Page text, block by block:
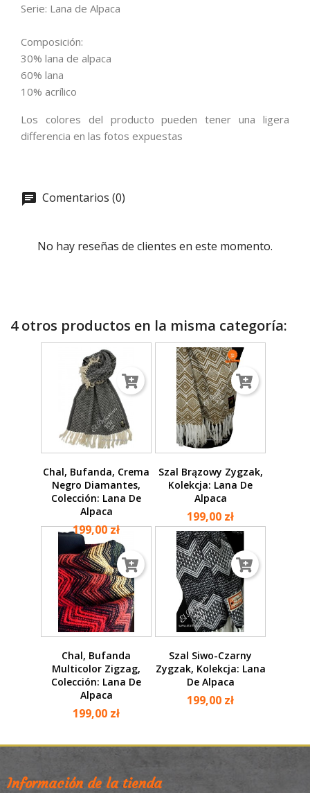
Serie: Lana de Alpaca
Composición:
30% lana de alpaca
60% lana
10% acrílico
Los colores del producto pueden tener una ligera
differencia en las fotos expuestas
Comentarios (0)
No hay reseñas de clientes en este momento.
4 otros productos en la misma categoría:
Chal, Bufanda, Crema
Negro Diamantes,
Colección: Lana De
Alpaca
199,00 zł
Szal Brązowy Zygzak,
Kolekcja: Lana De
Alpaca
199,00 zł
Chal, Bufanda
Multicolor Zigzag,
Colección: Lana De
Alpaca
199,00 zł
Szal Siwo-Czarny
Zygzak, Kolekcja: Lana
De Alpaca
199,00 zł
Información de la tienda